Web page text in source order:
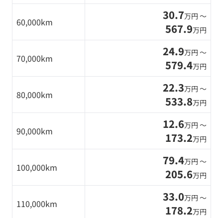
60,000km 30.7万円 〜
567.9万円
70,000km 24.9万円 〜
579.4万円
80,000km 22.3万円 〜
533.8万円
90,000km 12.6万円 〜
173.2万円
100,000km 79.4万円 〜
205.6万円
110,000km 33.0万円 〜
178.2万円